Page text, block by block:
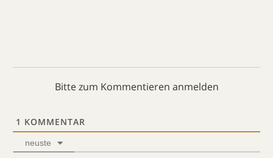
Bitte zum Kommentieren anmelden
1 KOMMENTAR
neuste